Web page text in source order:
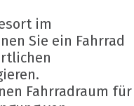
im
Sie ein Fahrrad
Fahrradraum für